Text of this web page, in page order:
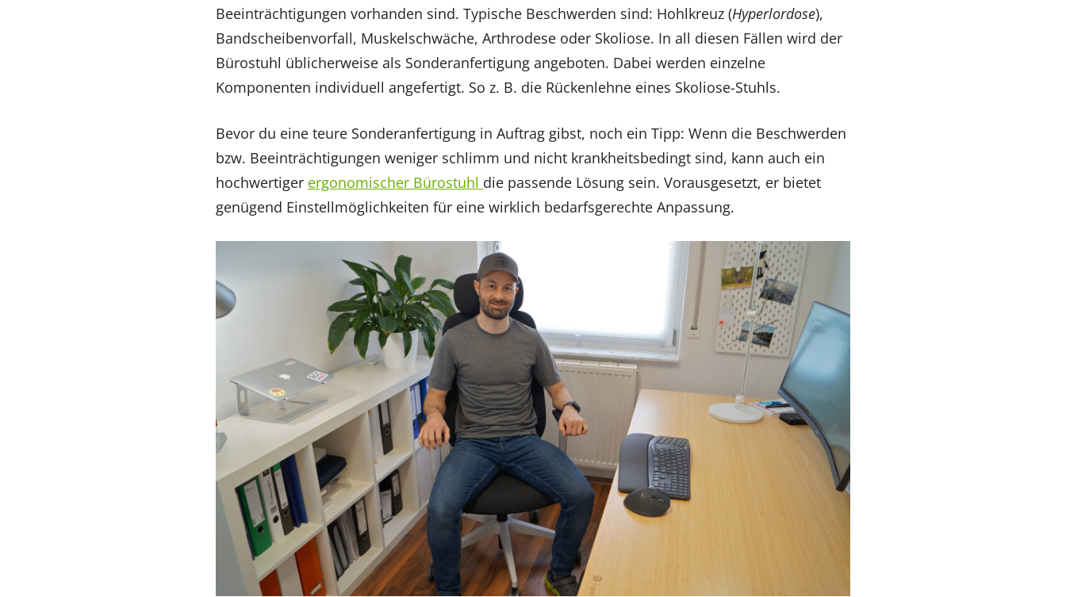
Beeinträchtigungen vorhanden sind. Typische Beschwerden sind: Hohlkreuz (Hyperlordose),
Bandscheibenvorfall, Muskelschwäche, Arthrodese oder Skoliose. In all diesen Fällen wird der
Bürostuhl üblicherweise als Sonderanfertigung angeboten. Dabei werden einzelne
Komponenten individuell angefertigt. So z. B. die Rückenlehne eines Skoliose-Stuhls.
Bevor du eine teure Sonderanfertigung in Auftrag gibst, noch ein Tipp: Wenn die Beschwerden
bzw. Beeinträchtigungen weniger schlimm und nicht krankheitsbedingt sind, kann auch ein
hochwertiger ergonomischer Bürostuhl die passende Lösung sein. Vorausgesetzt, er bietet
genügend Einstellmöglichkeiten für eine wirklich bedarfsgerechte Anpassung.